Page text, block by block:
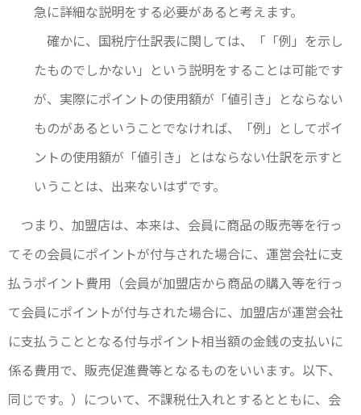
急に詳細な説明をする必要があると考えます。
確かに、国税庁仕訳表に関しては、「「例」を示し
たものでしかない」という説明をすることは可能です
が、実際にポイントの使用額が「値引き」とならない
ものがあるということでなければ、「例」としてポイ
ントの使用額が「値引き」とはならない仕訳を示すと
いうことは、出来ないはずです。
つまり、加盟店は、本来は、会員に商品の販売等を行っ
てその会員にポイントが付与された場合に、運営会社に支
払うポイント費用（会員が加盟店から商品の購入等を行っ
て会員にポイントが付与された場合に、加盟店が運営会社
に支払うこととなる付与ポイント相当額の金銭の支払いに
係る費用で、販売促進費等となるものをいいます。以下、
同じです。）について、不課税仕入れとするとともに、会